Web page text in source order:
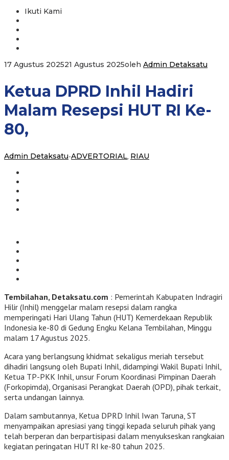
Ikuti Kami
17 Agustus 202521 Agustus 2025oleh Admin Detaksatu
Ketua DPRD Inhil Hadiri
Malam Resepsi HUT RI Ke-
80,
Admin Detaksatu-ADVERTORIAL, RIAU
Tembilahan, Detaksatu.com : Pemerintah Kabupaten Indragiri
Hilir (Inhil) menggelar malam resepsi dalam rangka
memperingati Hari Ulang Tahun (HUT) Kemerdekaan Republik
Indonesia ke-80 di Gedung Engku Kelana Tembilahan, Minggu
malam 17 Agustus 2025.
Acara yang berlangsung khidmat sekaligus meriah tersebut
dihadiri langsung oleh Bupati Inhil, didampingi Wakil Bupati Inhil,
Ketua TP-PKK Inhil, unsur Forum Koordinasi Pimpinan Daerah
(Forkopimda), Organisasi Perangkat Daerah (OPD), pihak terkait,
serta undangan lainnya.
Dalam sambutannya, Ketua DPRD Inhil Iwan Taruna, ST
menyampaikan apresiasi yang tinggi kepada seluruh pihak yang
telah berperan dan berpartisipasi dalam menyukseskan rangkaian
kegiatan peringatan HUT RI ke-80 tahun 2025.